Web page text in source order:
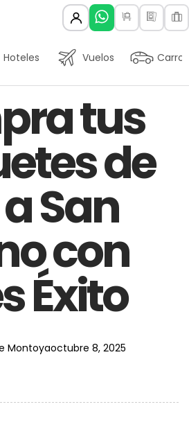
Hoteles Vuelos Carros
tus
de
San
con
Éxito
Montoyaoctubre 8, 2025